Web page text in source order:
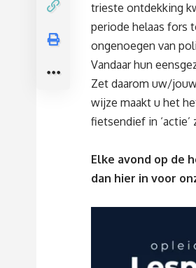
trieste ontdekking
periode helaas fors
ongenoegen van
Vandaar hun
Zet daarom uw/
wijze maakt u het
fietsendief in ‘actie’
Elke avond op de
dan hier in voor